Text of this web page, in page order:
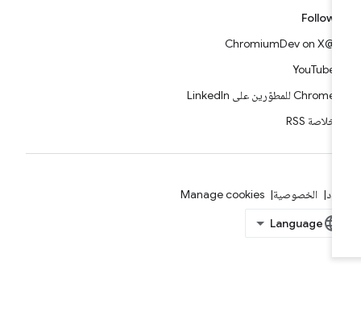
Follow
YouTube
Chrome للمطوّرين على LinkedIn
خلاصة RSS
الخصوصية Manage cookies